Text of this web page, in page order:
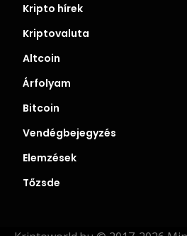
Kripto hírek
Kriptovaluta
Altcoin
Árfolyam
Bitcoin
Vendégbejegyzés
Elemzések
Tőzsde